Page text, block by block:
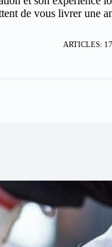
de vous livrer une
ARTICLES: